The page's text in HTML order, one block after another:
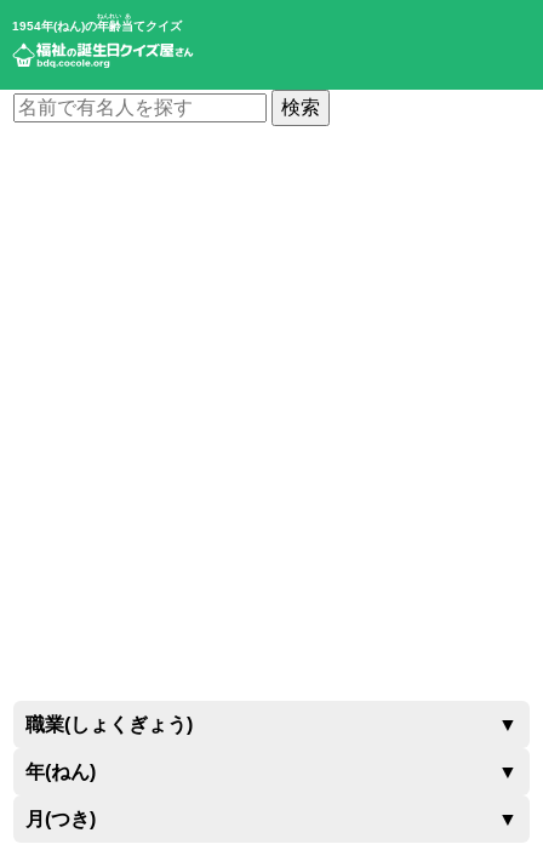
1954年(ねん)の年齢
ねんれい
当
あ
てクイズ
検索
職業(しょくぎょう) ▼
年(ねん) ▼
月(つき) ▼